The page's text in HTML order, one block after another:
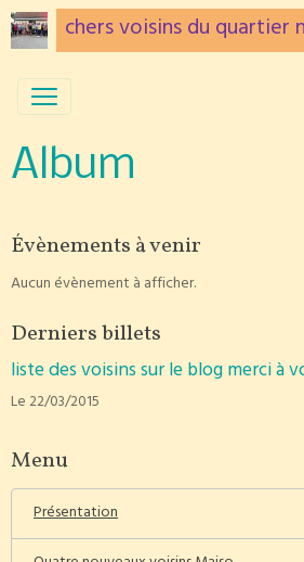
chers voisins du quartier
Album
Évènements à venir
Aucun évènement à afficher.
Derniers billets
liste des voisins sur le blog merci à
Le 22/03/2015
Menu
Présentation